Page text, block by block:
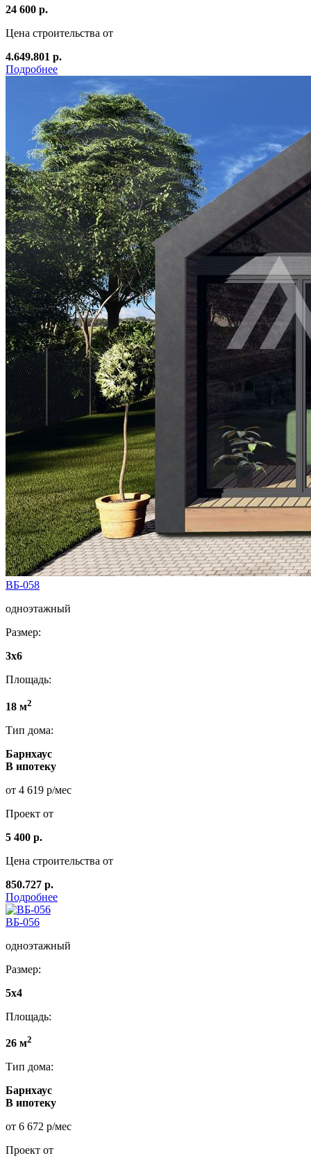
24 600 р.
Цена строительства от
4.649.801 р.
Подробнее
ВБ-058
одноэтажный
Размер:
3x6
Площадь:
18 м2
Тип дома:
Барнхаус
В ипотеку
от 4 619 р/мес
Проект от
5 400 р.
Цена строительства от
850.727 р.
Подробнее
ВБ-056
одноэтажный
Размер:
5x4
Площадь:
26 м2
Тип дома:
Барнхаус
В ипотеку
от 6 672 р/мес
Проект от